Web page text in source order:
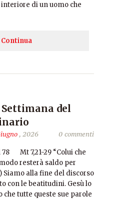
di un uomo che
Continua
del
, 2026 0 commenti
Mt 7,21-29 “Colui che
resterà saldo per
Siamo alla fine del discorso
con le beatitudini. Gesù lo
che tutte queste sue parole